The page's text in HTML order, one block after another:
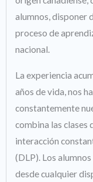
alumnos, disponer
proceso de
nacional.
La experiencia
años de vida, nos
constantemente
combina las clases
interacción
(DLP). Los
desde cualquier